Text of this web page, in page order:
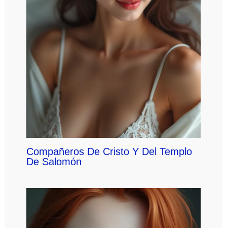
Compañeros De Cristo Y Del Templo
De Salomón